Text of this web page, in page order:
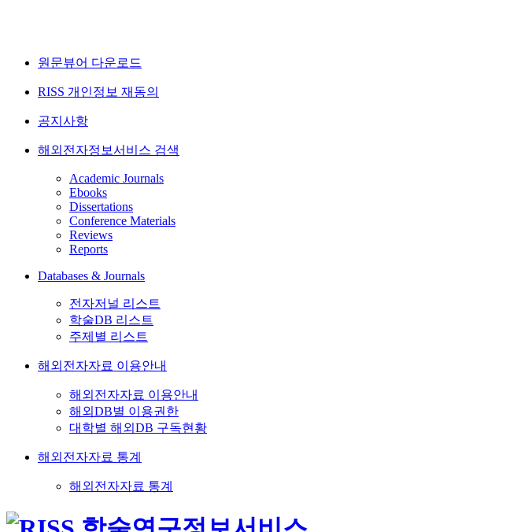
원문뷰어 다운로드
RISS 개인정보 재동의
공지사항
해외전자정보서비스 검색
Academic Journals
Ebooks
Dissertations
Conference Materials
Reviews
Reports
Databases & Journals
전자저널 리스트
학술DB 리스트
주제별 리스트
해외전자자료 이용안내
해외전자자료 이용안내
해외DB별 이용권한
대학별 해외DB 구독현황
해외전자자료 통계
해외전자자료 통계